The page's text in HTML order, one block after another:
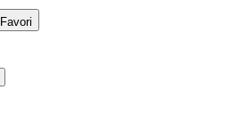
Favori